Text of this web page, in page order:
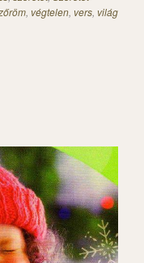
, végtelen, vers, világ